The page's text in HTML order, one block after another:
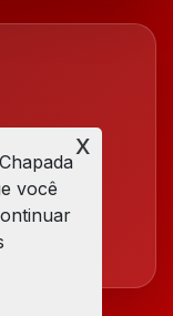
você
x